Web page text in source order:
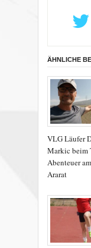
ÄHNLICHE
VLG Läufer
Markic beim
Abenteuer
Ararat